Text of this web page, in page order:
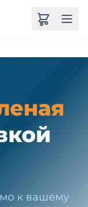
к вашему